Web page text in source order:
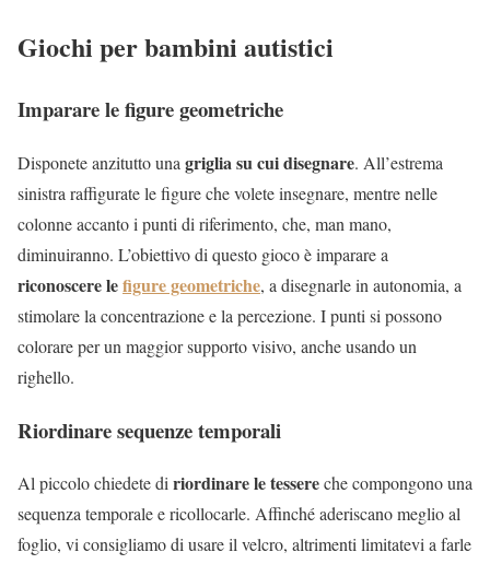
Giochi per bambini autistici
Imparare le figure geometriche
Disponete anzitutto una griglia su cui disegnare. All’estrema
sinistra raffigurate le figure che volete insegnare, mentre nelle
colonne accanto i punti di riferimento, che, man mano,
diminuiranno. L’obiettivo di questo gioco è imparare a
riconoscere lefigure geometriche, a disegnarle in autonomia, a
stimolare la concentrazione e la percezione. I punti si possono
colorare per un maggior supporto visivo, anche usando un
righello.
Riordinare sequenze temporali
Al piccolo chiedete diriordinare le tessereche compongono una
sequenza temporale e ricollocarle. Affinché aderiscano meglio al
foglio, vi consigliamo di usare il velcro, altrimenti limitatevi a farle